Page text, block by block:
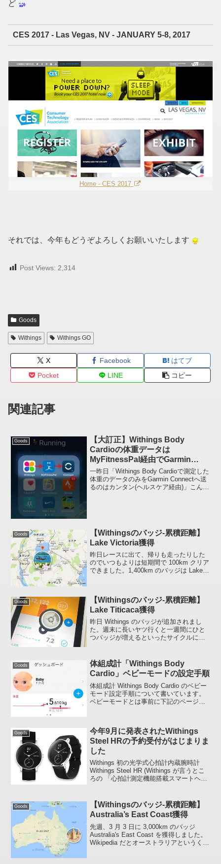
ど
CES 2017 - Las Vegas, NV - JANUARY 5-8, 2017
Home - CES 2017
それでは、今年もどうぞよろしくお願いいたします
Post Views: 2,314
Goods
Withings Withings GO
X Facebook
はてブ
Pocket
LINE コピー
関連記事
Goods
【大訂正】Withings Body
Cardioの体重データは
MyFitnessPal経由でGarmin
Connectに転送されているのかも
一昨日「Withings Body Cardioで測定した
体重のデータのみをGarmin Connectへ送
るのはカンタン(ヘルスケア経由)」こんな
Goods
【Withingsのバッジ-累積距離】
Lake Victoria獲得
昨日レースに出て、帰りも走ったりした
のでいつもよりは短期間で 100km クリア
できました。1,400km のバッジは Lake
ア、ウガン...
Goods
【Withingsのバッジ-累積距離】
Lake Titicaca獲得
昨日 Withings のバッジが追加されまし
た。週末に長いヤツ行くと一週間にひと
つバッジが増えるといったサイクルにな
いうものでした。チチカカ...
Goods
体組成計「Withings Body
Cardio」ベビーモードの設定手順
体組成計 Withings Body Cardio のベビー
モード設定手順について書いています。
ベビーモードとは事前に下記のページを
て...
Goods
今年9月に発表されたWithings
Steel HRの予約受付がはじまりま
した
Withings 初の光学式心拍計内蔵腕時計
Withings Steel HR (Withings が言うとこ
ろの 「心拍計測定機能搭載スマートヘル
Goods
【Withingsのバッジ-累積距離】
Australia’s East Coast獲得
先週、3 月 3 日に 3,000km のバッジ
Australia's East Coast を獲得しました。
Wikipedia だとオーストラリアというくく